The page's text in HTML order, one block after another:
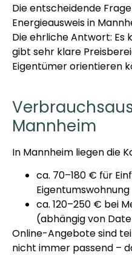
Die entscheidende
Energieausweis in
Die ehrliche Antwort:
gibt sehr klare
Eigentümer orientieren
Mannheim
In Mannheim liegen die
ca. 70–180 € für
Eigentumswohnung
ca. 120–250 € bei
(abhängig von
Online-Angebote sind
nicht immer passend –